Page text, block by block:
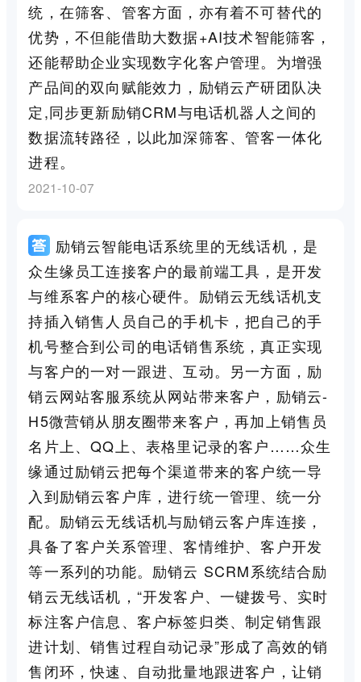
统，在筛客、管客方面，亦有着不可替代的
优势，不但能借助大数据+AI技术智能筛客，
还能帮助企业实现数字化客户管理。为增强
产品间的双向赋能效力，励销云产研团队决
定,同步更新励销CRM与电话机器人之间的
数据流转路径，以此加深筛客、管客一体化
进程。
2021-10-07
励销云智能电话系统里的无线话机，是
众生缘员工连接客户的最前端工具，是开发
与维系客户的核心硬件。励销云无线话机支
持插入销售人员自己的手机卡，把自己的手
机号整合到公司的电话销售系统，真正实现
与客户的一对一跟进、互动。另一方面，励
销云网站客服系统从网站带来客户，励销云-
H5微营销从朋友圈带来客户，再加上销售员
名片上、QQ上、表格里记录的客户……众生
缘通过励销云把每个渠道带来的客户统一导
入到励销云客户库，进行统一管理、统一分
配。励销云无线话机与励销云客户库连接，
具备了客户关系管理、客情维护、客户开发
等一系列的功能。励销云 SCRM系统结合励
销云无线话机，“开发客户、一键拨号、实时
标注客户信息、客户标签归类、制定销售跟
进计划、销售过程自动记录”形成了高效的销
售闭环，快速、自动批量地跟进客户，让销